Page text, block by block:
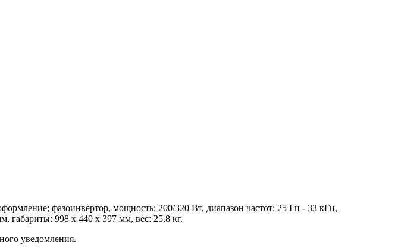
фазоинвертор, мощность: 200/320 Вт, диапазон частот: 25 Гц - 33 кГц,
габариты: 998 x 440 x 397 мм, вес: 25,8 кг.
уведомления.